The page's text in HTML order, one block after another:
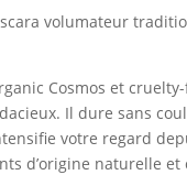
volumateur
Cosmos et
Il dure sans
votre regard
d’origine naturelle